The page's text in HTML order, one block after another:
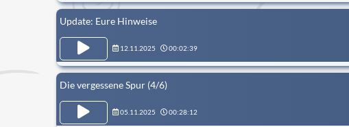
Update: Eure Hinweise
12.11.2025 00:02:39
Die vergessene Spur (4/6)
05.11.2025 00:28:12